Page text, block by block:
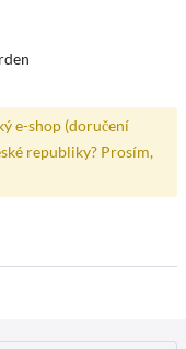
e-shop (doručení
republiky? Prosím,